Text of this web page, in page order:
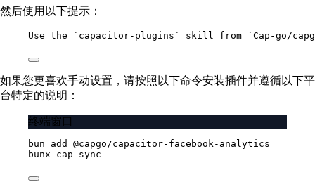
然后使用以下提示：
Use the `capacitor-plugins` skill from `Cap-go/
如果您更喜欢手动设置，请按照以下命令安装插件并遵循以下平
台特定的说明：
终端窗口
bun add
@capgo/capacitor-facebook-analytics
bunx
cap sync